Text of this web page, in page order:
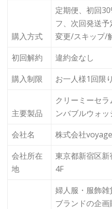
購入方式
定期便、初回
フ、次回発送
変更/スキップ/
初回解約
違約金なし
購入制限
お一人様1回限り
主要製品
クリーミーセ
ンバブルウォ
会社名
株式会社voyage
会社所在
地
東京都新宿区
4F
婦人服・服飾
ブランドの企